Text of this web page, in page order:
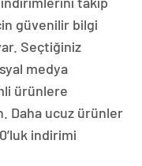
güvenilir bilgi
Seçtiğiniz
medya
ürünlere
Daha ucuz ürünler
indirimi